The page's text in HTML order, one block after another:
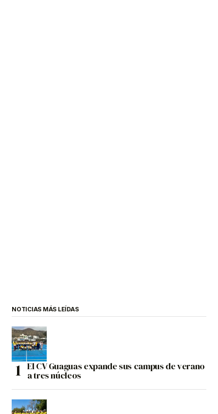
NOTICIAS MÁS LEÍDAS
El CV Guaguas expande sus campus de verano
a tres núcleos